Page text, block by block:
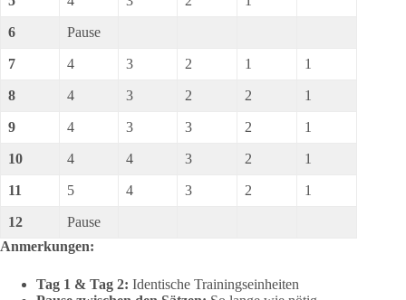
6 Pause
7 4 3 2 1 1
8 4 3 2 2 1
9 4 3 3 2 1
10 4 4 3 2 1
11 5 4 3 2 1
12
Pause
Anmerkungen:
Tag 1 & Tag 2: Identische Trainingseinheiten